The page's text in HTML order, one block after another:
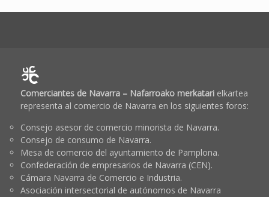
Comerciantes de Navarra – Nafarroako merkatarielkartea
representa al comercio de Navarra en los siguientes foros:
Consejo asesor de comercio minorista de Navarra.
Consejo de consumo de Navarra.
Mesa de comercio del ayuntamiento de Pamplona.
Confederación de empresarios de Navarra (CEN).
Cámara Navarra de Comercio e Industria.
Asociación intersectorial de autónomos de Navarra